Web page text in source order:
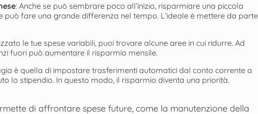
: Anche se può sembrare poco all’inizio, risparmiare una piccola
fare una grande differenza nel tempo. L’ideale è mettere da parte
le tue spese variabili, puoi trovare alcune aree in cui ridurre. Ad
fuori può aumentare il risparmio mensile.
è quella di impostare trasferimenti automatici dal conto corrente a
lo stipendio. In questo modo, il risparmio diventa una priorità.
di affrontare spese future, come la manutenzione della